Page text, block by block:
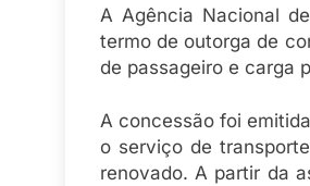
A Agência Nacional
termo de outorga de
de passageiro e carga
A concessão foi
o serviço de
renovado. A partir da